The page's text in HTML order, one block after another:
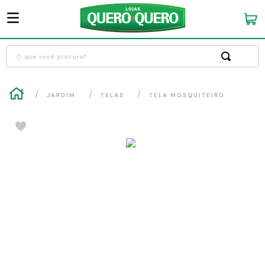
O que você procura?
JARDIM TELAS TELA MOSQUITEIRO
1º
guarda roupa
º cozinha completa